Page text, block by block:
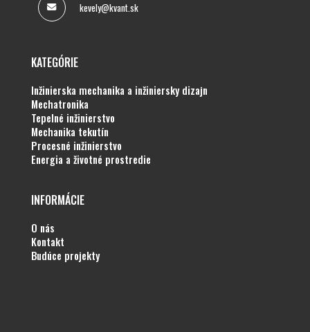
kevely@kvant.sk
KATEGÓRIE
inžinierska mechanika a inžiniersky dizajn
mechatronika
tepelné inžinierstvo
mechanika tekutín
procesné inžinierstvo
energia a životné prostredie
INFORMÁCIE
o nás
kontakt
budúce projekty